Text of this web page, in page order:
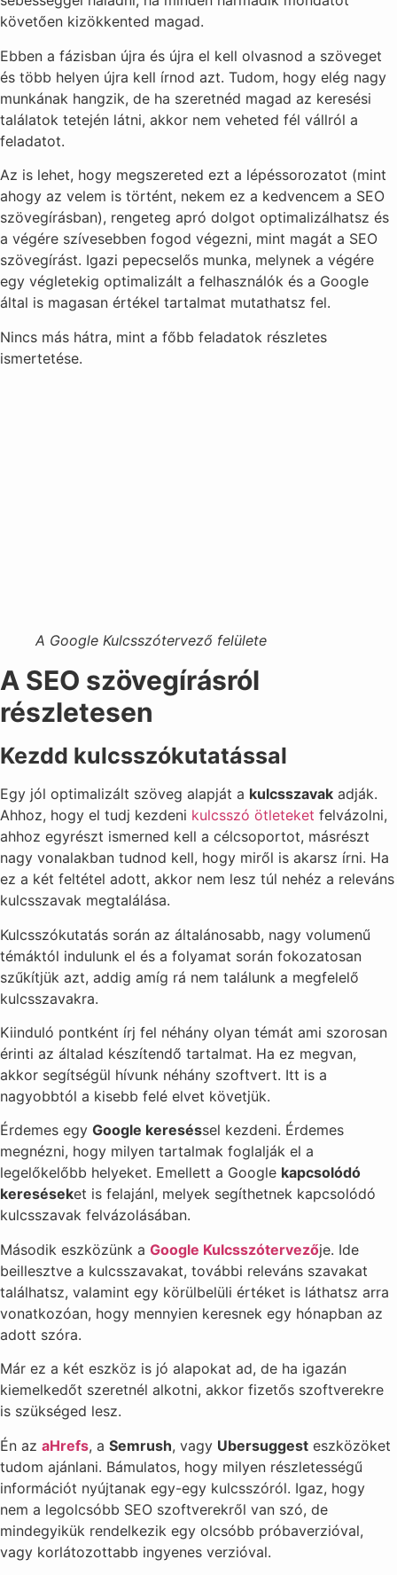
követően kizökkented magad.
Ebben a fázisban újra és újra el kell olvasnod a szöveget
és több helyen újra kell írnod azt. Tudom, hogy elég nagy
munkának hangzik, de ha szeretnéd magad az keresési
találatok tetején látni, akkor nem veheted fél vállról a
feladatot.
Az is lehet, hogy megszereted ezt a lépéssorozatot (mint
ahogy az velem is történt, nekem ez a kedvencem a SEO
szövegírásban), rengeteg apró dolgot optimalizálhatsz és
a végére szívesebben fogod végezni, mint magát a SEO
szövegírást. Igazi pepecselős munka, melynek a végére
egy végletekig optimalizált a felhasználók és a Google
által is magasan értékel tartalmat mutathatsz fel.
Nincs más hátra, mint a főbb feladatok részletes
ismertetése.
A Google Kulcsszótervező felülete
A SEO szövegírásról
részletesen
Kezdd kulcsszókutatással
Egy jól optimalizált szöveg alapját a kulcsszavak adják.
Ahhoz, hogy el tudj kezdeni kulcsszó ötleteket felvázolni,
ahhoz egyrészt ismerned kell a célcsoportot, másrészt
nagy vonalakban tudnod kell, hogy miről is akarsz írni. Ha
ez a két feltétel adott, akkor nem lesz túl nehéz a releváns
kulcsszavak megtalálása.
Kulcsszókutatás során az általánosabb, nagy volumenű
témáktól indulunk el és a folyamat során fokozatosan
szűkítjük azt, addig amíg rá nem találunk a megfelelő
kulcsszavakra.
Kiinduló pontként írj fel néhány olyan témát ami szorosan
érinti az általad készítendő tartalmat. Ha ez megvan,
akkor segítségül hívunk néhány szoftvert. Itt is a
nagyobbtól a kisebb felé elvet követjük.
Érdemes egy Google kereséssel kezdeni. Érdemes
megnézni, hogy milyen tartalmak foglalják el a
legelőkelőbb helyeket. Emellett a Google kapcsolódó
kereséseket is felajánl, melyek segíthetnek kapcsolódó
kulcsszavak felvázolásában.
Második eszközünk a Google Kulcsszótervezője. Ide
beillesztve a kulcsszavakat, további releváns szavakat
találhatsz, valamint egy körülbelüli értéket is láthatsz arra
vonatkozóan, hogy mennyien keresnek egy hónapban az
adott szóra.
Már ez a két eszköz is jó alapokat ad, de ha igazán
kiemelkedőt szeretnél alkotni, akkor fizetős szoftverekre
is szükséged lesz.
Én az aHrefs, a Semrush, vagy Ubersuggest eszközöket
tudom ajánlani. Bámulatos, hogy milyen részletességű
információt nyújtanak egy-egy kulcsszóról. Igaz, hogy
nem a legolcsóbb SEO szoftverekről van szó, de
mindegyikük rendelkezik egy olcsóbb próbaverzióval,
vagy korlátozottabb ingyenes verzióval.